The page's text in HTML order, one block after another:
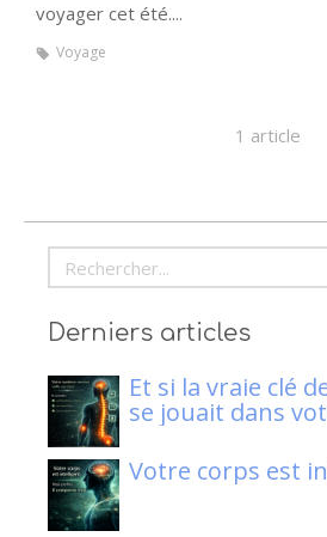
voyager cet été....
Voyage
1 article
Rechercher
Derniers articles
Et si la vraie clé
se jouait dans
Votre corps est